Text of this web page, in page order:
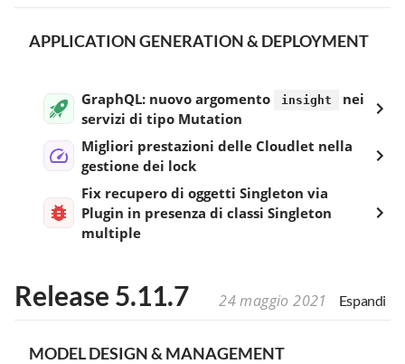
APPLICATION GENERATION & DEPLOYMENT
GraphQL: nuovo argomento insight
nei
servizi di tipo Mutation
Migliori prestazioni delle Cloudlet nella
gestione dei lock
Fix recupero di oggetti Singleton via
Plugin in presenza di classi Singleton
multiple
Release 5.11.7 24 maggio 2021 Espandi
MODEL DESIGN & MANAGEMENT